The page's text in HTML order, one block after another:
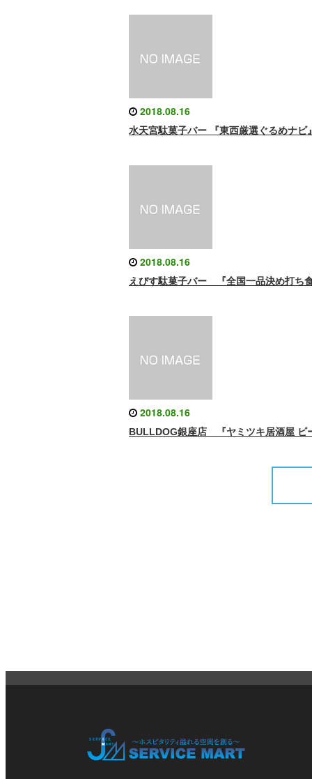
2018.08.16
水天宮駄菓子バー 『東西厳選ぐるめナビ
2018.08.16
えびす駄菓子バー 『全国一品決め打ち
2018.08.16
BULLDOG銀座店 『ヤミツキ居酒屋 ビ